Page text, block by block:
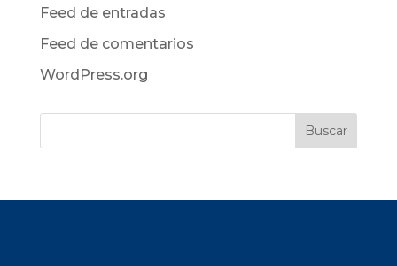
Feed de entradas
Feed de comentarios
WordPress.org